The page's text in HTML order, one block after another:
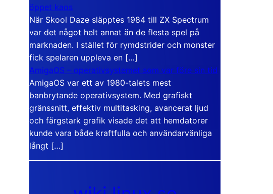
öppet kaos
När Skool Daze släpptes 1984 till ZX Spectrum
var det något helt annat än de flesta spel på
marknaden. I stället för rymdstrider och monster
fick spelaren uppleva en […]
AmigaOS – operativsystemet som var före sin tid
AmigaOS var ett av 1980-talets mest
banbrytande operativsystem. Med grafiskt
gränssnitt, effektiv multitasking, avancerat ljud
och färgstark grafik visade det att hemdatorer
kunde vara både kraftfulla och användarvänliga
långt […]